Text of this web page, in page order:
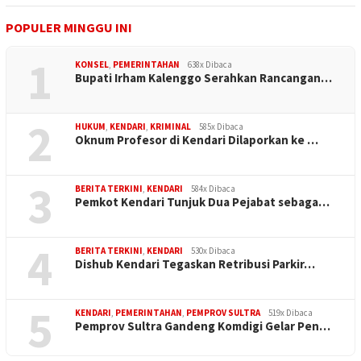
POPULER MINGGU INI
1 KONSEL, PEMERINTAHAN 638x Dibaca
Bupati Irham Kalenggo Serahkan Rancangan…
2 HUKUM, KENDARI, KRIMINAL 585x Dibaca
Oknum Profesor di Kendari Dilaporkan ke …
3 BERITA TERKINI, KENDARI 584x Dibaca
Pemkot Kendari Tunjuk Dua Pejabat sebaga…
4 BERITA TERKINI, KENDARI 530x Dibaca
Dishub Kendari Tegaskan Retribusi Parkir…
5 KENDARI, PEMERINTAHAN, PEMPROV SULTRA 519x Dibaca
Pemprov Sultra Gandeng Komdigi Gelar Pen…